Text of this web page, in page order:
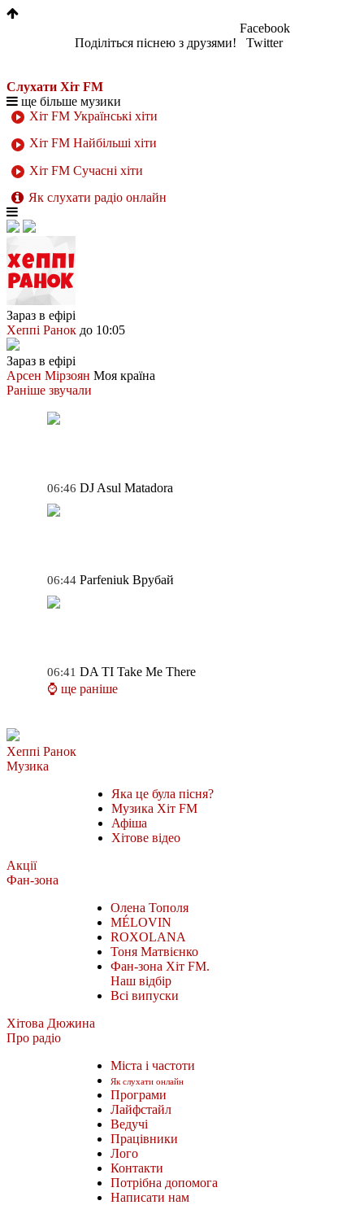
Поділіться піснею з друзями!
Facebook
Twitter
Слухати Хіт FM
ще більше музики
Хіт FM Українські хіти
Хіт FM Найбільші хіти
Хіт FM Сучасні хіти
Як слухати радіо онлайн
Зараз в ефірі
Хеппі Ранок до 10:05
Зараз в ефірі
Арсен Мірзоян Моя країна
Раніше звучали
06:46 DJ Asul Matadora
06:44 Parfeniuk Врубай
06:41 DA TI Take Me There
⌚ ще раніше
Хеппі Ранок
Музика
Яка це була пісня?
Музика Хіт FM
Афіша
Хітове відео
Акції
Фан-зона
Олена Тополя
MÉLOVIN
ROXOLANA
Тоня Матвієнко
Фан-зона Хіт FM.
Наш відбір
Всі випуски
Хітова Дюжина
Про радіо
Міста і частоти
Як слухати онлайн
Програми
Лайфстайл
Ведучі
Працівники
Лого
Контакти
Потрібна допомога
Написати нам